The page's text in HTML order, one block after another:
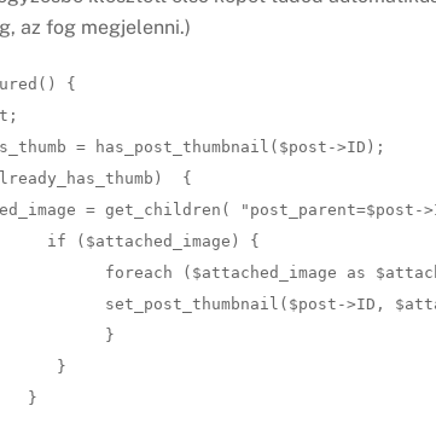
az fog megjelenni.)
{
= has_post_thumbnail($post->ID);
{
= get_children(
if ($attached_image) {
foreach ($attached_image as
set_post_thumbnail($post->ID,
}
}
}